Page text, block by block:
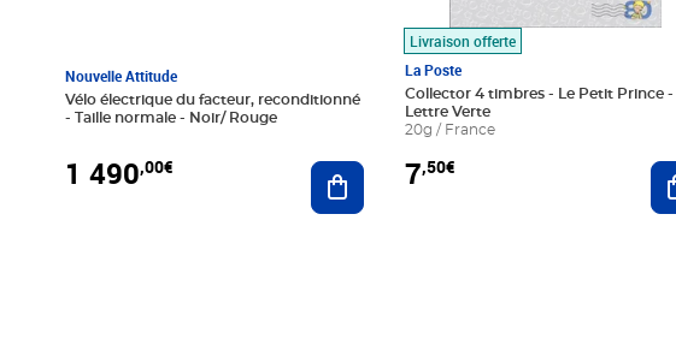
Nouvelle Attitude
Vélo électrique du facteur, reconditionné
- Taille normale - Noir/ Rouge
1 490,00€ Ajouter au panier
Livraison offerte
La Poste
Collector 4 timbres - Le Petit Prince -
Lettre Verte
20g / France
7,50€